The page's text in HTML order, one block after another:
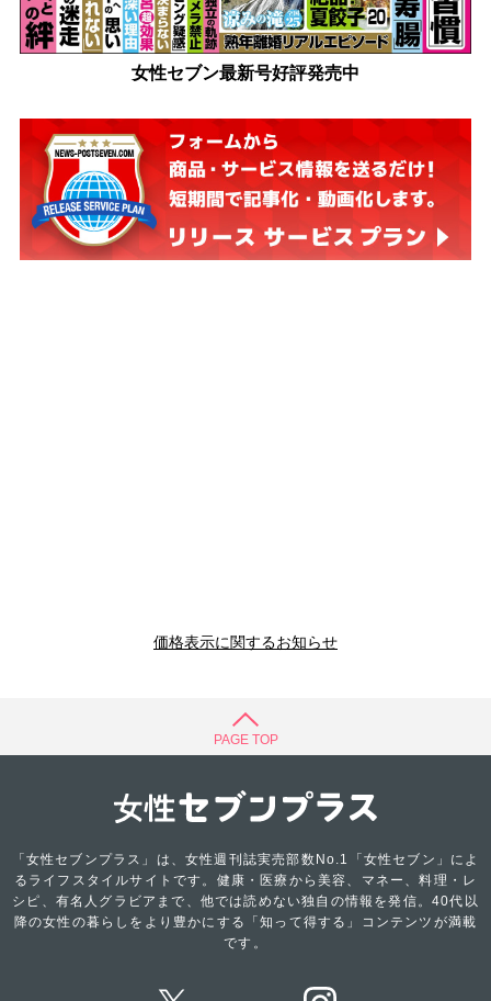
女性セブン最新号好評発売中
価格表示に関するお知らせ
PAGE TOP
「女性セブンプラス」は、女性週刊誌実売部数No.1「女性セブン」によ
るライフスタイルサイトです。健康・医療から美容、マネー、料理・レ
シピ、有名人グラビアまで、他では読めない独自の情報を発信。40代以
降の女性の暮らしをより豊かにする「知って得する」コンテンツが満載
です。